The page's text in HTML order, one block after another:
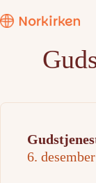
til
innholdet
6.